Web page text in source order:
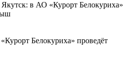
Якутск: в АО «Курорт Белокуриха»
Белокуриха» проведёт